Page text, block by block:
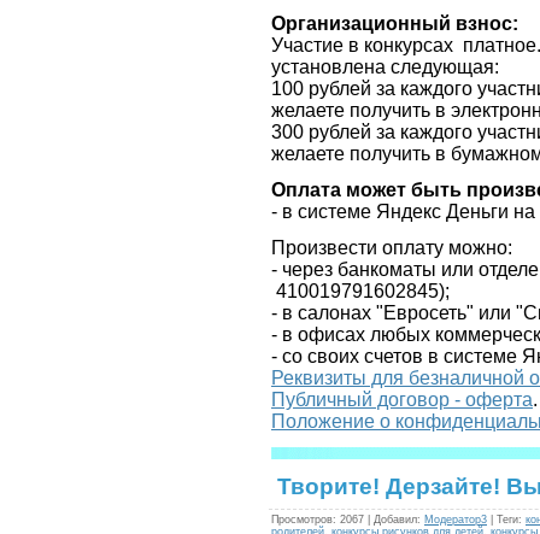
Организационный взнос:
Участие в конкурсах
установлена следующая:
100 рублей за каждого
желаете получить в
300 рублей за каждого
желаете получить в
Оплата может быть
- в системе Яндекс Деньги
Произвести оплату можно:
- через банкоматы или
410019791602845);
- в салонах "Евросеть" или
- в офисах любых
- со своих счетов в системе
Реквизиты для безналичной
Публичный договор - оферта.
Положение о
Творите! Дерзайте!
Просмотров: 2067 Добавил: Модератор3 Теги:
родителей конкурсы рисунков для детей